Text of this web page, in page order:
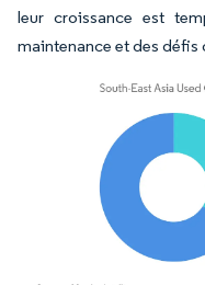
leur croissance est
maintenance et des défis